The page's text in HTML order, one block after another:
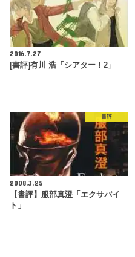
2016.7.27
[書評]有川 浩「シアター！2」
書評
2008.3.25
【書評】服部真澄「エクサバイ
ト」